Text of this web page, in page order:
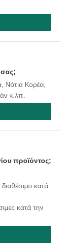
Νότια Κορέα,
κ.λπ.
προϊόντος;
κατά
κατά την